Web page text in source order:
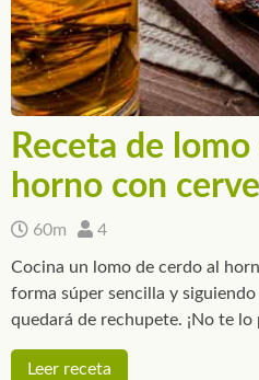
Receta de lomo
horno con
60m 4
Cocina un lomo de cerdo al
forma súper sencilla y siguiendo
quedará de rechupete. ¡No te lo
Leer receta